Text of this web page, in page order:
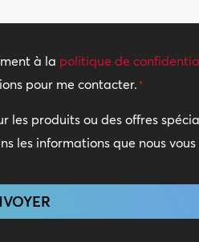
à la politique de
pour me contacter. *
les produits ou des offres
les informations que nous vous